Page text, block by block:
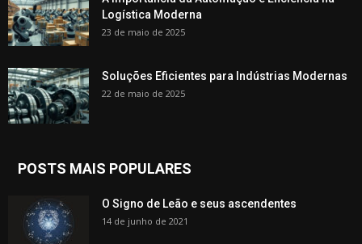
Logística Moderna
23 de maio de 2025
Soluções Eficientes para Indústrias Modernas
22 de maio de 2025
POSTS MAIS POPULARES
O Signo de Leão e seus ascendentes
14 de junho de 2021